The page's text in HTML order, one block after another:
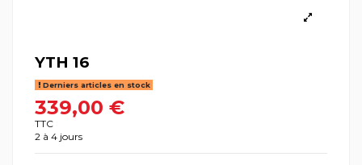
YTH 16
Derniers articles en stock
339,00 €
TTC
2 à 4 jours